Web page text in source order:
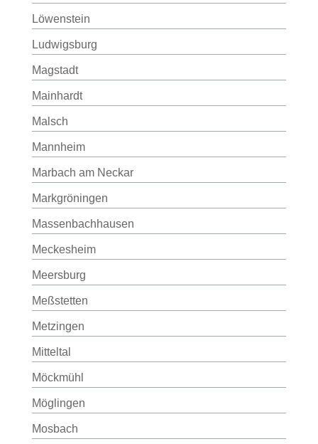
Löwenstein
Ludwigsburg
Magstadt
Mainhardt
Malsch
Mannheim
Marbach am Neckar
Markgröningen
Massenbachhausen
Meckesheim
Meersburg
Meßstetten
Metzingen
Mitteltal
Möckmühl
Möglingen
Mosbach